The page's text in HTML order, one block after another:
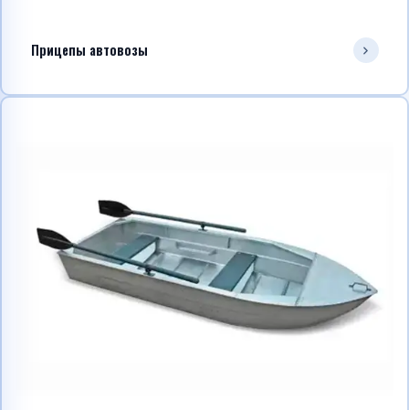
Прицепы автовозы